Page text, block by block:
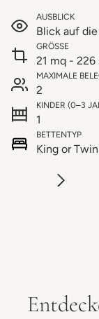
AUSBLICK
Blick auf
GRÖSSE
21 mq - 226
MAXIMALE
2
KINDER (0–3
1
BETTENTYP
King or Twin